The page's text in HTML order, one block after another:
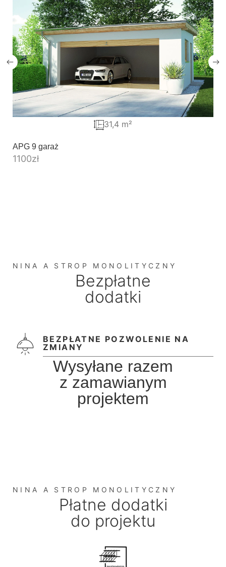
APG 9 garaż
1100zł
31,4 m²
NINA A STROP MONOLITYCZNY
Bezpłatne
dodatki
BEZPŁATNE POZWOLENIE NA
ZMIANY
Wysyłane razem
z zamawianym
projektem
NINA A STROP MONOLITYCZNY
Płatne dodatki
do projektu